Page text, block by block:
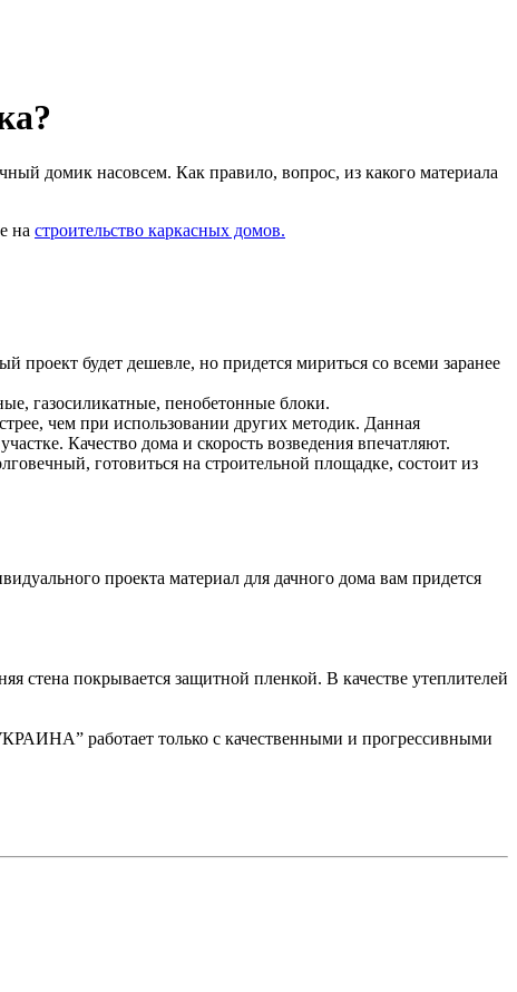
домик насовсем. Как правило, вопрос, из какого материала
на строительство каркасных домов.
проект будет дешевле, но придется мириться со всеми заранее
газосиликатные, пенобетонные блоки.
чем при использовании других методик. Данная
Качество дома и скорость возведения впечатляют.
готовиться на строительной площадке, состоит из
проекта материал для дачного дома вам придется
стена покрывается защитной пленкой. В качестве утеплителей
работает только с качественными и прогрессивными